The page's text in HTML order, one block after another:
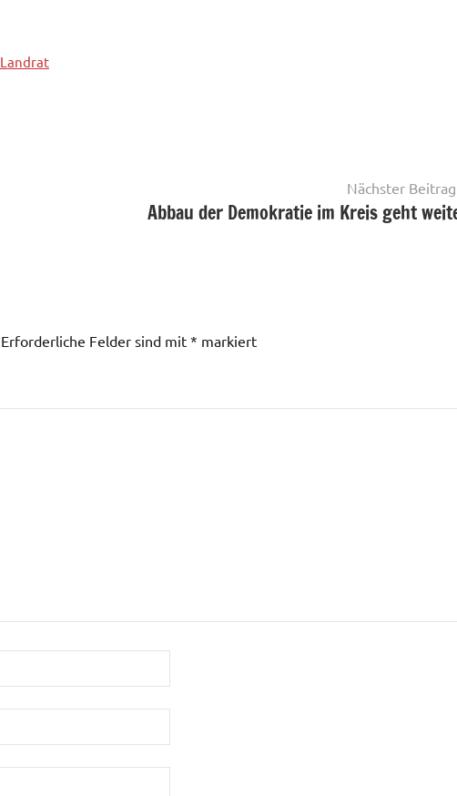
Landrat
Nächster Beitrag
Abbau der Demokratie im Kreis geht
Erforderliche Felder sind mit * markiert